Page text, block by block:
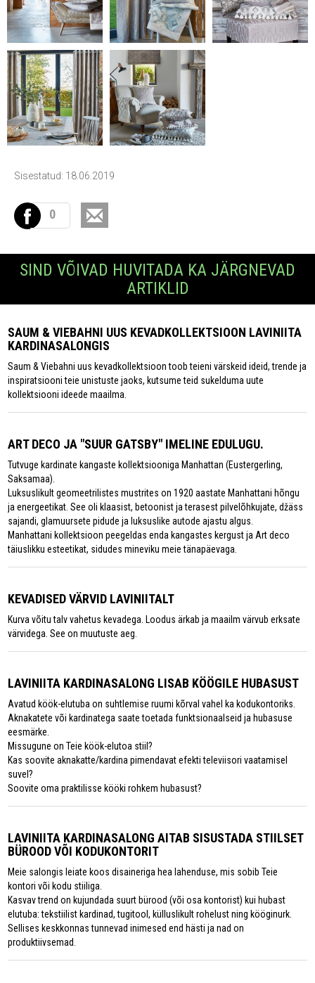
Sisestatud: 18.06.2019
0
SIND VÕIVAD HUVITADA KA JÄRGNEVAD
ARTIKLID
SAUM & VIEBAHNI UUS KEVADKOLLEKTSIOON LAVINIITA
KARDINASALONGIS
Saum & Viebahni uus kevadkollektsioon toob teieni värskeid ideid, trende ja
inspiratsiooni teie unistuste jaoks, kutsume teid sukelduma uute
kollektsiooni ideede maailma.
ART DECO JA "SUUR GATSBY" IMELINE EDULUGU.
Tutvuge kardinate kangaste kollektsiooniga Manhattan (Eustergerling,
Saksamaa).
Luksuslikult geomeetrilistes mustrites on 1920 aastate Manhattani hõngu
ja energeetikat. See oli klaasist, betoonist ja terasest pilvelõhkujate, džäss
sajandi, glamuursete pidude ja luksuslike autode ajastu algus.
Manhattani kollektsioon peegeldas enda kangastes kergust ja Art deco
täiuslikku esteetikat, sidudes mineviku meie tänapäevaga.
KEVADISED VÄRVID LAVINIITALT
Kurva võitu talv vahetus kevadega. Loodus ärkab ja maailm värvub erksate
värvidega. See on muutuste aeg.
LAVINIITA KARDINASALONG LISAB KÖÖGILE HUBASUST
Avatud köök-elutuba on suhtlemise ruumi kõrval vahel ka kodukontoriks.
Aknakatete või kardinatega saate toetada funktsionaalseid ja hubasuse
eesmärke.
Missugune on Teie köök-elutoa stiil?
Kas soovite aknakatte/kardina pimendavat efekti televiisori vaatamisel
suvel?
Soovite oma praktilisse kööki rohkem hubasust?
LAVINIITA KARDINASALONG AITAB SISUSTADA STIILSET
BÜROOD VÕI KODUKONTORIT
Meie salongis leiate koos disaineriga hea lahenduse, mis sobib Teie
kontori või kodu stiiliga.
Kasvav trend on kujundada suurt bürood (või osa kontorist) kui hubast
elutuba: tekstiilist kardinad, tugitool, külluslikult rohelust ning kööginurk.
Sellises keskkonnas tunnevad inimesed end hästi ja nad on
produktiivsemad.